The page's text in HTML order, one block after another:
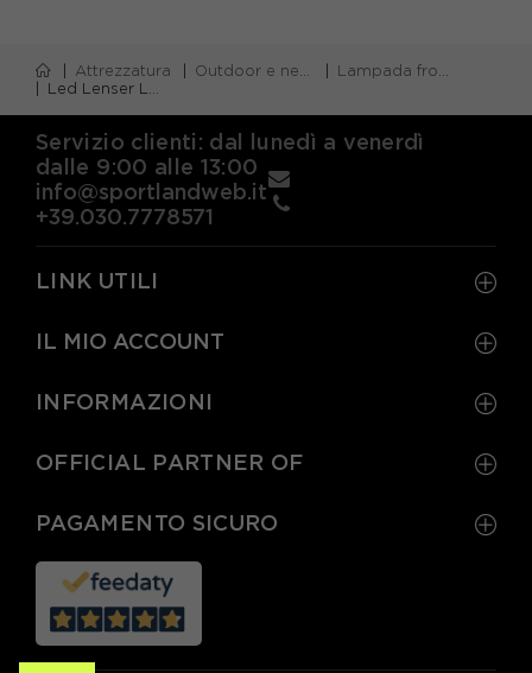
Attrezzatura Outdoor e neve
Lampada frontale
Led Lenser Lampada Frontale NEO5R Bianco
Servizio clienti: dal lunedì a venerdì
dalle 9:00 alle 13:00
info@sportlandweb.it
+39.030.7778571
LINK UTILI
IL MIO ACCOUNT
INFORMAZIONI
OFFICIAL PARTNER OF
PAGAMENTO SICURO